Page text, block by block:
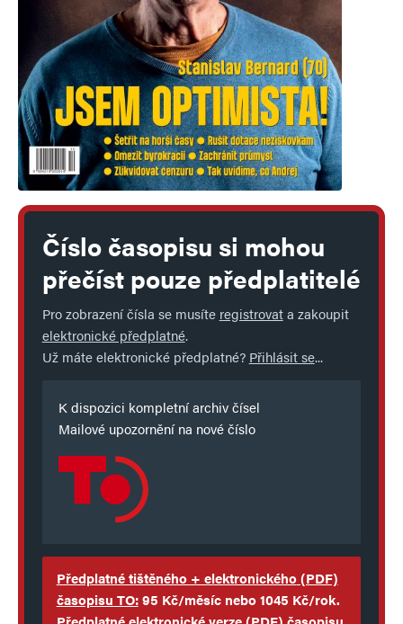
Číslo časopisu si mohou
přečíst pouze předplatitelé
Pro zobrazení čísla se musíte registrovata zakoupit
elektronické předplatné.
Už máte elektronické předplatné? Přihlásit se...
K dispozici kompletní archiv čísel
Mailové upozornění na nové číslo
Předplatné tištěného + elektronického(PDF)
časopisu TO:95 Kč/měsíc nebo 1045 Kč/rok.